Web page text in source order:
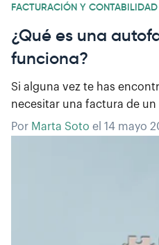
FACTURACIÓN Y CONTABILIDAD
¿Qué es una
funciona?
Si alguna vez te has
necesitar una factura de
Por Marta Soto el 14 mayo